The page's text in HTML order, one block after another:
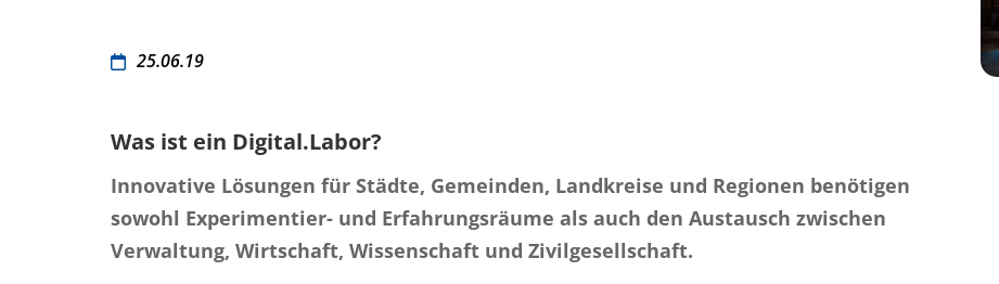
25.06.19
Was ist ein Digital.Labor?
Innovative Lösungen für Städte, Gemeinden, Landkreise und Regionen benötigen
sowohl Experimentier- und Erfahrungsräume als auch den Austausch zwischen
Verwaltung, Wirtschaft, Wissenschaft und Zivilgesellschaft.